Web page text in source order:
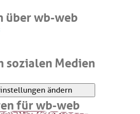
über wb-web
sozialen Medien
ändern
für wb-web